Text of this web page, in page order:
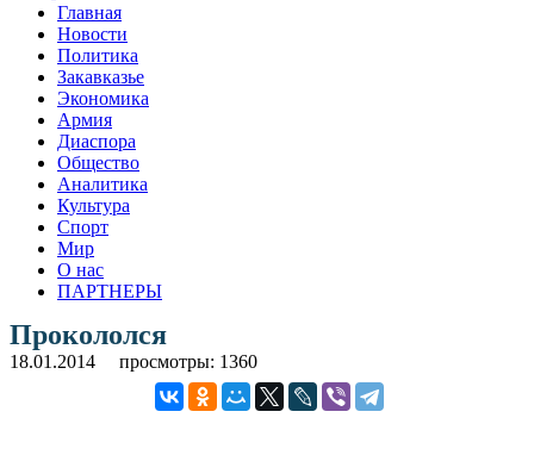
Главная
Новости
Политика
Закавказье
Экономика
Армия
Диаспора
Общество
Аналитика
Культура
Спорт
Мир
О нас
ПАРТНЕРЫ
Прокололся
18.01.2014 просмотры: 1360